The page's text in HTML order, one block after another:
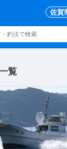
佐賀
覧